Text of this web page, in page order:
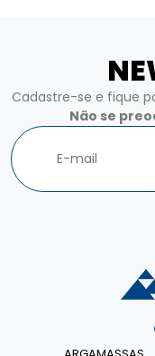
Cadastre-se e fique
Não se